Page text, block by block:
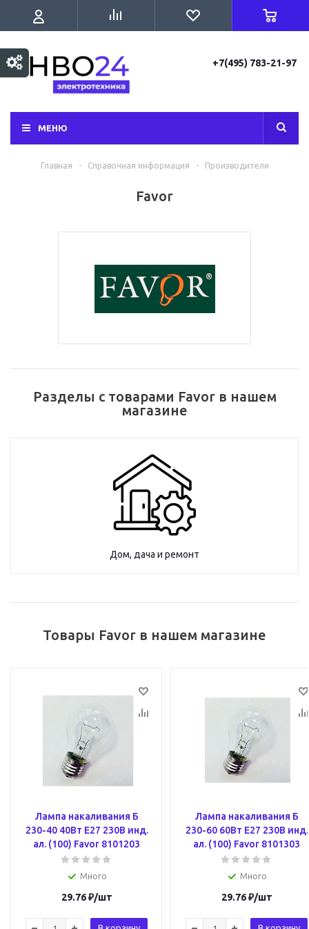
+7(495) 783-21-97
МЕНЮ
Главная - Справочная информация - Производители
Favor
Разделы с товарами Favor в нашем
магазине
Дом, дача и ремонт
Товары Favor в нашем магазине
Лампа накаливания Б
230-40 40Вт E27 230В инд.
ал. (100) Favor 8101203
Много
29.76₽/шт
Лампа накаливания Б
230-60 60Вт E27 230В инд.
ал. (100) Favor 8101303
Много
29.76₽/шт